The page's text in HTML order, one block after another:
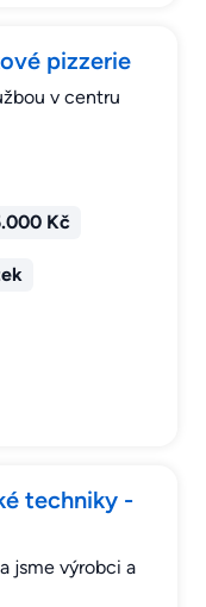
pizzerie
v centru
Kč
techniky -
jsme výrobci a